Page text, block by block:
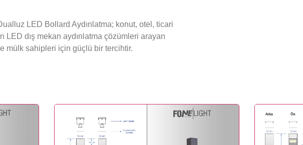
LED Bollard Aydınlatma; konut, otel, ticari
dış mekan aydınlatma çözümleri arayan
mülk sahipleri için güçlü bir tercihtir.